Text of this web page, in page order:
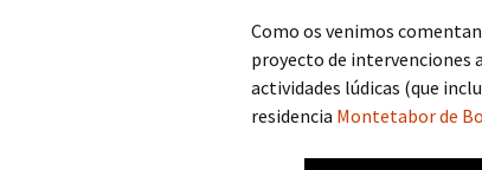
Como os venimos
proyecto de intervenciones
actividades lúdicas (que
residencia Montetabor de